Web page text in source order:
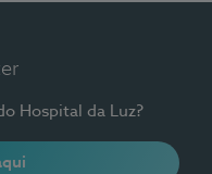
Hospital da Luz?